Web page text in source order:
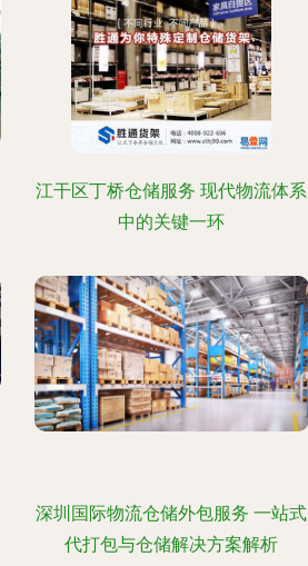
江干区丁桥仓储服务 现代物流体系
中的关键一环
深圳国际物流仓储外包服务 一站式
代打包与仓储解决方案解析